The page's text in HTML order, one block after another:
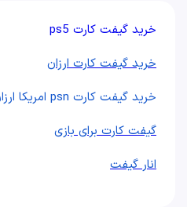
خرید گیفت کارت ps5
خرید گیفت کارت ارزان
خرید گیفت کارت psn امریکا ارزان
گیفت کارت برای بازی
انار گيفت